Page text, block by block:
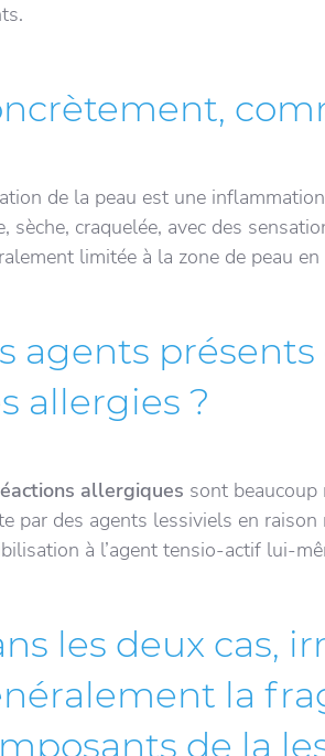
de la peau est une
sèche, craquelée, avec des
limitée à la zone de peau
agents
allergies ?
allergiques sont
par des agents lessiviels en
à l’agent tensio-actif lui-
les deux cas,
la
de la